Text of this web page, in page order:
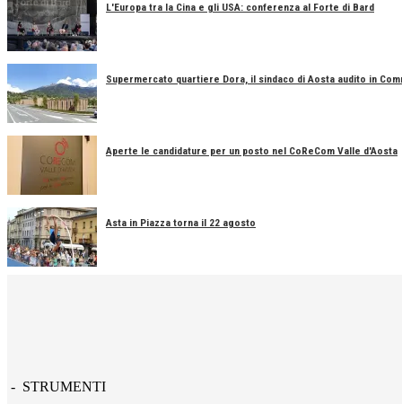
L'Europa tra la Cina e gli USA: conferenza al Forte di Bard
Supermercato quartiere Dora, il sindaco di Aosta audito in
Aperte le candidature per un posto nel CoReCom Valle d'Aosta
Asta in Piazza torna il 22 agosto
- STRUMENTI